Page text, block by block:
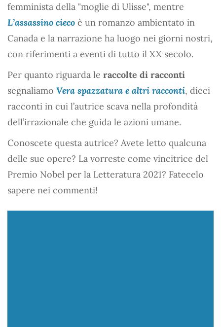
femminista della "moglie di Ulisse", mentre
L’assassino cieco è un romanzo ambientato in
Canada e la narrazione ha luogo nei giorni nostri,
con riferimenti a eventi di tutto il XX secolo.
Per quanto riguarda le raccolte di racconti
segnaliamo Vera spazzatura e altri racconti, dieci
racconti in cui l’autrice scava nella profondità
dell’irrazionale che guida le azioni umane.
Conoscete questa autrice? Avete letto qualcuna
delle sue opere? La vorreste come vincitrice del
Premio Nobel per la Letteratura 2021? Fatecelo
sapere nei commenti!